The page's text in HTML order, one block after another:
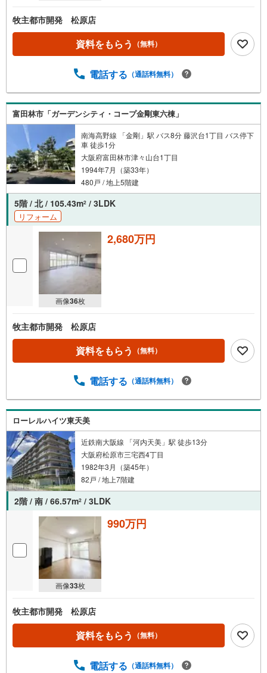
牧主都市開発 松原店
資料をもらう （無料）
電話する （通話料無料）
富田林市「ガーデンシティ・コープ金剛東六棟」
南海高野線 「金剛」駅 バス8分 藤沢台1丁目 バス停下
車 徒歩1分
大阪府富田林市津々山台1丁目
1994年7月（築33年）
480戸 / 地上5階建
5階 / 北 / 105.43m2 / 3LDK
リフォーム
画像36枚
2,680万円
牧主都市開発 松原店
資料をもらう （無料）
電話する （通話料無料）
ローレルハイツ東天美
近鉄南大阪線 「河内天美」駅 徒歩13分
大阪府松原市三宅西4丁目
1982年3月（築45年）
82戸 / 地上7階建
2階 / 南 / 66.57m2 / 3LDK
画像33枚
990万円
牧主都市開発 松原店
資料をもらう （無料）
電話する （通話料無料）